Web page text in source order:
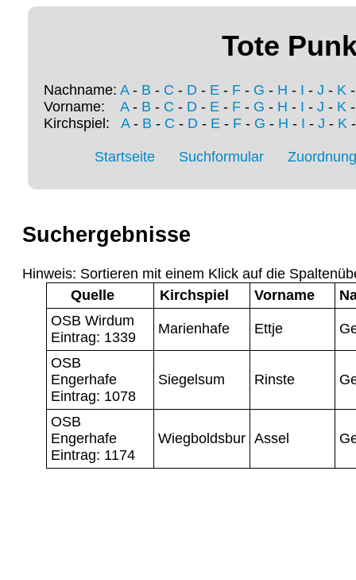
Tote
Nachname: A- B - C - D - E - F - G - H - I - J - K
Vorname: A- B - C - D - E - F - G - H - I - J - K
Kirchspiel: A- B - C - D- E- F- G - H - I - J - K
Startseite Suchformular
Suchergebnisse
Hinweis: Sortieren mit einem Klick auf die
Quelle
Kirchspiel Vorname
OSB Wirdum
Eintrag: 1339
Marienhafe Ettje
OSB
Engerhafe
Eintrag: 1078
Siegelsum Rinste
OSB
Engerhafe
Eintrag: 1174
Wiegboldsbur Assel